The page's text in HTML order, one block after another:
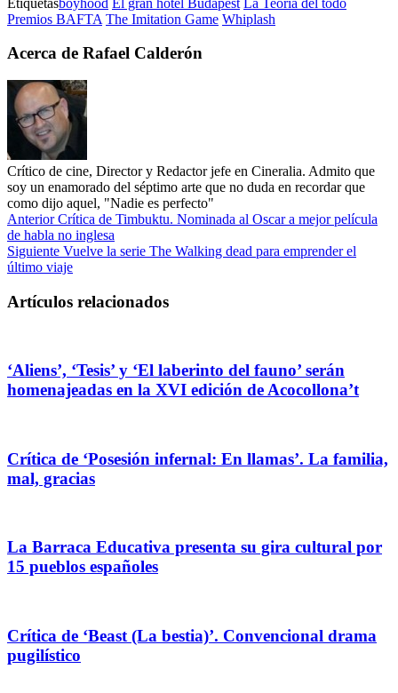
Premios BAFTA The Imitation Game Whiplash
Acerca de Rafael Calderón
Crítico de cine, Director y Redactor jefe en Cineralia. Admito que
soy un enamorado del séptimo arte que no duda en recordar que
como dijo aquel, "Nadie es perfecto"
AnteriorCrítica de Timbuktu. Nominada al Oscar a mejor película
de habla no inglesa
Siguiente Vuelve la serie The Walking dead para emprender el
último viaje
Artículos relacionados
‘Aliens’, ‘Tesis’ y ‘El laberinto del fauno’ serán
homenajeadas en la XVI edición de Acocollona’t
Crítica de ‘Posesión infernal: En llamas’. La familia,
mal, gracias
La Barraca Educativa presenta su gira cultural por
15 pueblos españoles
Crítica de ‘Beast (La bestia)’. Convencional drama
pugilístico